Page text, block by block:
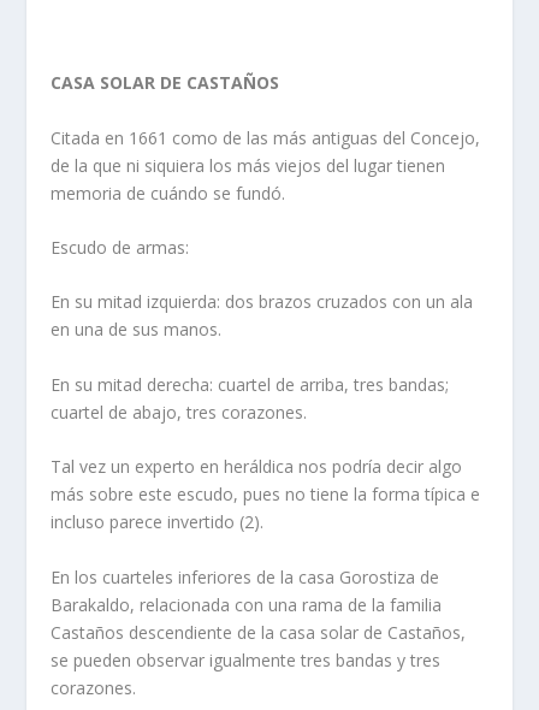
CASA SOLAR DE CASTAÑOS
Citada en 1661 como de las más antiguas del Concejo,
de la que ni siquiera los más viejos del lugar tienen
memoria de cuándo se fundó.
Escudo de armas:
En su mitad izquierda: dos brazos cruzados con un ala
en una de sus manos.
En su mitad derecha: cuartel de arriba, tres bandas;
cuartel de abajo, tres corazones.
Tal vez un experto en heráldica nos podrí­a decir algo
más sobre este escudo, pues no tiene la forma tí­pica e
incluso parece invertido (2).
En los cuarteles inferiores de la casa Gorostiza de
Barakaldo, relacionada con una rama de la familia
Castaños descendiente de la casa solar de Castaños,
se pueden observar igualmente tres bandas y tres
corazones.